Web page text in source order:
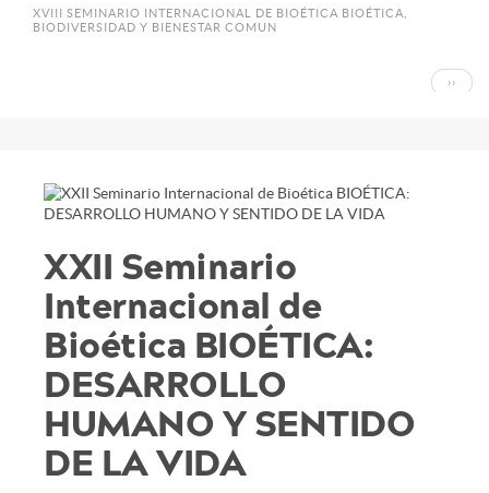
XVIII SEMINARIO INTERNACIONAL DE BIOÉTICA BIOÉTICA,
BIODIVERSIDAD Y BIENESTAR COMUN
››
XXII Seminario
Internacional de
Bioética BIOÉTICA:
DESARROLLO
HUMANO Y SENTIDO
DE LA VIDA